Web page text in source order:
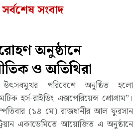
সংবাদ
অনুষ্ঠানে
ও অতিথিরা
উৎসবমুখর পরিবেশে অনুষ্ঠিত হলো
হর্স-রাইডিং এক্সপেরিয়েন্স প্রোগ্রাম”।
(১৪ মে) রাজধানীর আল ফুরসান
একাডেমিতে আয়োজিত এ অনুষ্ঠানে